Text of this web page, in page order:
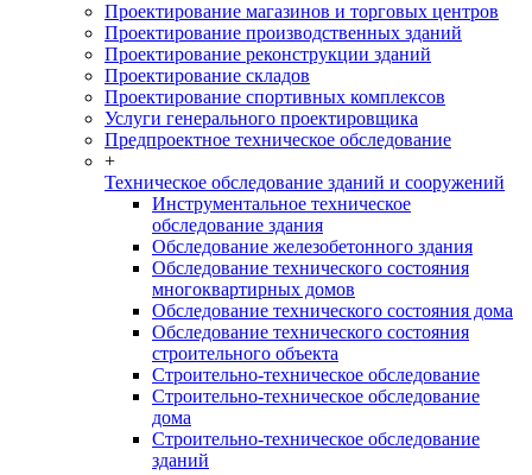
Проектирование магазинов и торговых центров
Проектирование производственных зданий
Проектирование реконструкции зданий
Проектирование складов
Проектирование спортивных комплексов
Услуги генерального проектировщика
Предпроектное техническое обследование
+
Техническое обследование зданий и сооружений
Инструментальное техническое
обследование здания
Обследование железобетонного здания
Обследование технического состояния
многоквартирных домов
Обследование технического состояния дома
Обследование технического состояния
строительного объекта
Строительно-техническое обследование
Строительно-техническое обследование
дома
Строительно-техническое обследование
зданий